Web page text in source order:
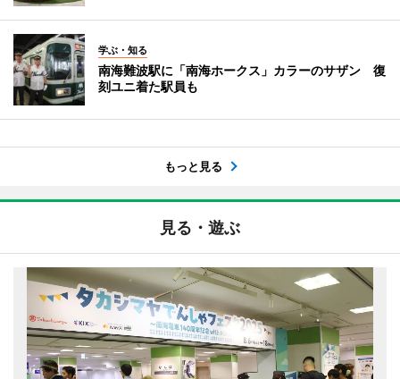
学ぶ・知る
南海難波駅に「南海ホークス」カラーのサザン 復
刻ユニ着た駅員も
もっと見る
見る・遊ぶ